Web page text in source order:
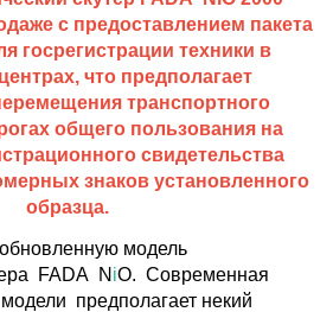
с предоставлением пакета
госрегистрации техники в
что предполагает
транспортного
общего пользования на
свидетельства
знаков установленного
образца.
модель
FADA N iO. Современная
предполагает некий